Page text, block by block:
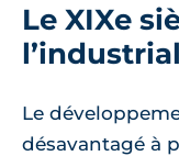
Le XIXe
Le
désavantagé à